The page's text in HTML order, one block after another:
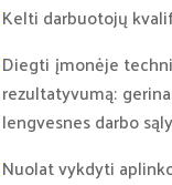
Kelti darbuotojų
Diegti įmonėje
rezultatyvumą:
lengvesnes darbo
Nuolat vykdyti